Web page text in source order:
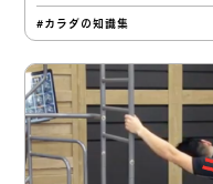
#カラダの知識集